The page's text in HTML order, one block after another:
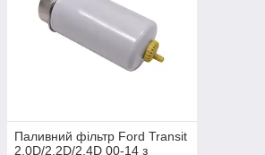
Паливний фільтр Ford Transit
2.0D/2.2D/2.4D 00-14 з